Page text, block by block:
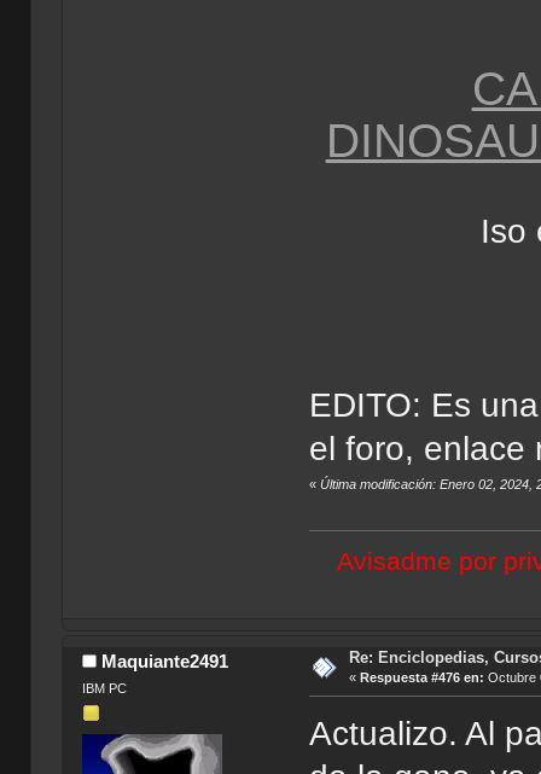
Iso
EDITO: Es
el foro, enlace
«Última modificación: Enero 02, 2024,
Avisadme por
Maquiante2491
IBM PC
Re: Enciclopedias,
« Respuesta #476 en: Octubre
Actualizo. Al